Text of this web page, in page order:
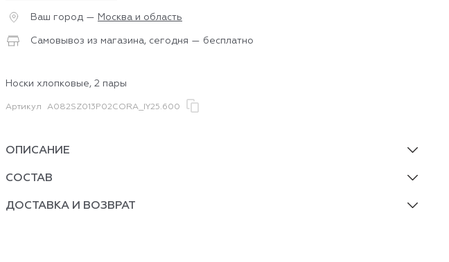
Ваш город — Москва и область
Самовывоз из магазина, сегодня — бесплатно
Носки хлопковые, 2 пары
Артикул A082SZ013P02CORA_IY25.600
ОПИСАНИЕ
СОСТАВ
ДОСТАВКА И ВОЗВРАТ